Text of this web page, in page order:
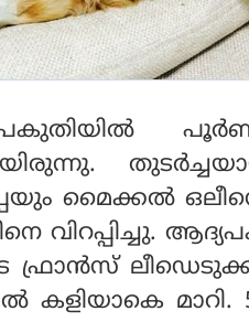
മൈക്കല്‍
വിറപ്പിച്ചു.
ഫ്രാന്‍സ്
കളിയാകെ മാറി.